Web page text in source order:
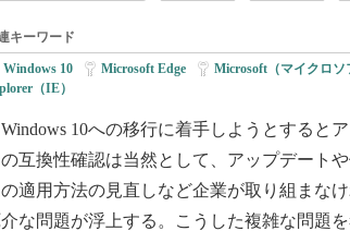
キーワード
Windows 10 Microsoft Edge Microsoft（マイクロソ
（IE）
10への移行に着手しようとすると
の互換性確認は当然として、アップデート
の適用方法の見直しなど企業が取り組まな
介な問題が浮上する。こうした複雑な問題